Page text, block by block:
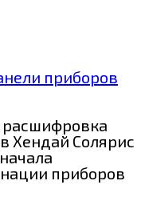
приборов
расшифровка
Хендай Солярис
приборов